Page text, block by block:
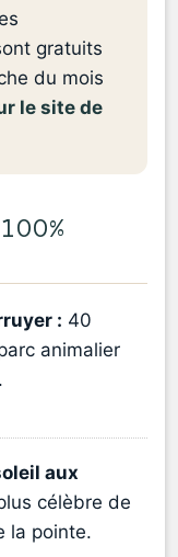
gratuits
du mois
le site de
: 40
animalier
aux
célèbre de
la pointe.